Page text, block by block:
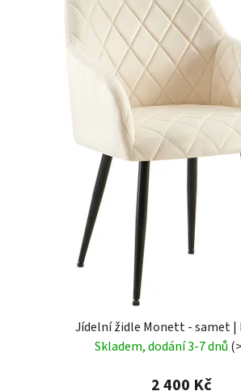
Jídelní židle Monett - samet |
Skladem, dodání 3-7 dnů
2 400 Kč